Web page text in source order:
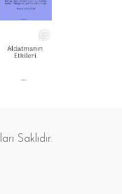
Saklıdır.